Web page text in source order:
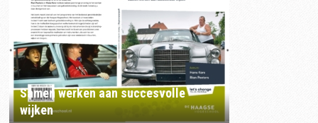
Samen werken aan succesvolle
wijken